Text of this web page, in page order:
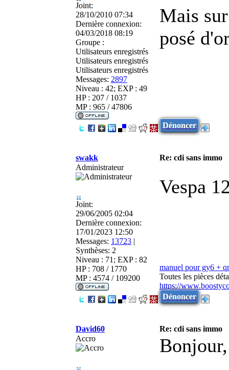
Joint:
28/10/2010 07:34
Dernière connexion:
04/03/2018 08:19
Groupe :
Utilisateurs enregistrés
Utilisateurs enregistrés
Utilisateurs enregistrés
Messages: 2897
Niveau : 42; EXP : 49
HP : 207 / 1037
MP : 965 / 47806
Mais
posé
Dénoncer
swakk
Re: cdi sans immo
Administrateur
Joint:
29/06/2005 02:04
Dernière connexion:
17/01/2023 12:50
Messages: 13723 |
Synthèses: 2
Niveau : 71; EXP : 82
HP : 708 / 1770
MP : 4574 / 109200
Vespa
manuel pour gy6 +
Toutes les pièces
https://
Dénoncer
David60
Re: cdi sans immo
Accro
Bonjour,